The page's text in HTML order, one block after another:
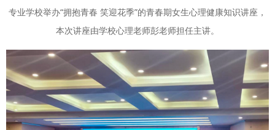
专业学校举办“拥抱青春 笑迎花季”的青春期女生心理健康知识讲座，
本次讲座由学校心理老师彭老师担任主讲。